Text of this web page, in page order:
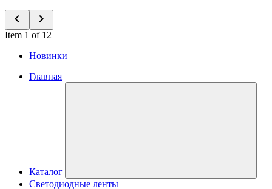
Item 1 of 12
Новинки
Главная
Каталог
Светодиодные ленты